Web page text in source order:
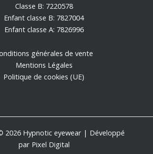
Classe B: 7220578
Enfant classe B: 7827004
Enfant classe A: 7826996
générales de vente
Mentions Légales
Politique de cookies (UE)
2026 Hypnotic eyewear | Développé
par Pixel Digital